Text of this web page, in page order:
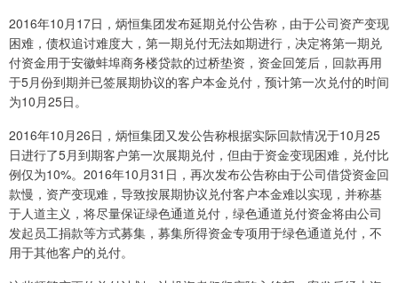
2016年10月17日，炳恒集团发布延期兑付公告称，由于公司资产变现
困难，债权追讨难度大，第一期兑付无法如期进行，决定将第一期兑
付资金用于安徽蚌埠商务楼贷款的过桥垫资，资金回笼后，回款再用
于5月份到期并已签展期协议的客户本金兑付，预计第一次兑付的时间
为10月25日。
2016年10月26日，炳恒集团又发公告称根据实际回款情况于10月25
日进行了5月到期客户第一次展期兑付，但由于资金变现困难，兑付比
例仅为10%。2016年10月31日，再次发布公告称由于公司借贷资金回
款慢，资产变现难，导致按展期协议兑付客户本金难以实现，并称基
于人道主义，将尽量保证绿色通道兑付，绿色通道兑付资金将由公司
发起员工捐款等方式募集，募集所得资金专项用于绿色通道兑付，不
用于其他客户的兑付。